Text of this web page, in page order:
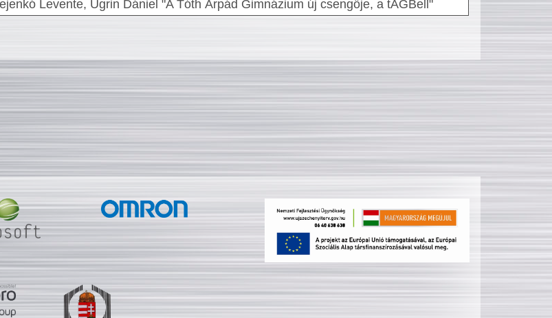
Levente, Ugrin Dániel "A Tóth Árpád Gimnázium új csengője, a tAGBell"